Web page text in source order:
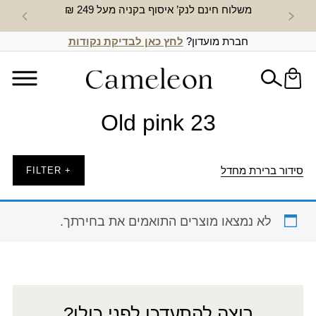
משלוח חינם לנק’ איסוף בקניה מעל 249 ₪ חדש
חברת מועדון? לחץ כאן לבדיקת נקודות
Old pink 23
סידור ברירת מחדל + FILTER
לא נמצאו מוצרים התואמים את בחירתך.